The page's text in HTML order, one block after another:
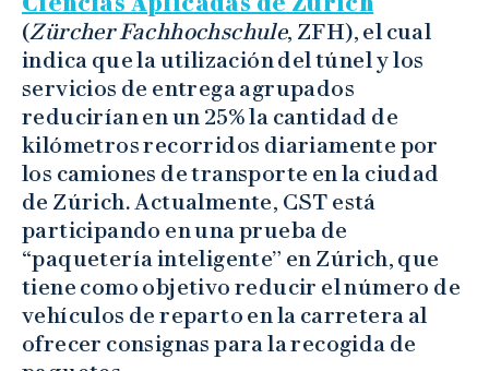
(Zürcher Fachhochschule, ZFH), el cual
indica que la utilización del túnel y los
servicios de entrega agrupados
reducirían en un 25% la cantidad de
kilómetros recorridos diariamente por
los camiones de transporte en la ciudad
de Zúrich. Actualmente, CST está
participando en una prueba de
“paquetería inteligente” en Zúrich, que
tiene como objetivo reducir el número de
vehículos de reparto en la carretera al
ofrecer consignas para la recogida de